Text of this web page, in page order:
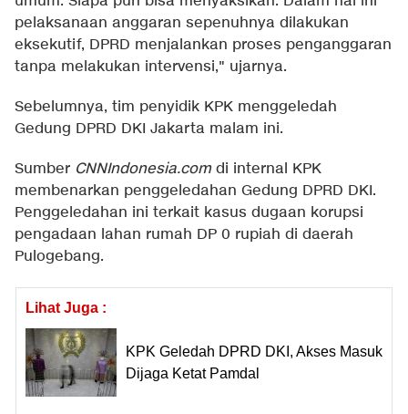
pelaksanaan anggaran sepenuhnya dilakukan
eksekutif, DPRD menjalankan proses penganggaran
tanpa melakukan intervensi," ujarnya.
Sebelumnya, tim penyidik KPK menggeledah
Gedung DPRD DKI Jakarta malam ini.
Sumber CNNIndonesia.comdi internal KPK
membenarkan penggeledahan Gedung DPRD DKI.
Penggeledahan ini terkait kasus dugaan korupsi
pengadaan lahan rumah DP 0 rupiah di daerah
Pulogebang.
Lihat Juga :
KPK Geledah DPRD DKI, Akses Masuk
Dijaga Ketat Pamdal